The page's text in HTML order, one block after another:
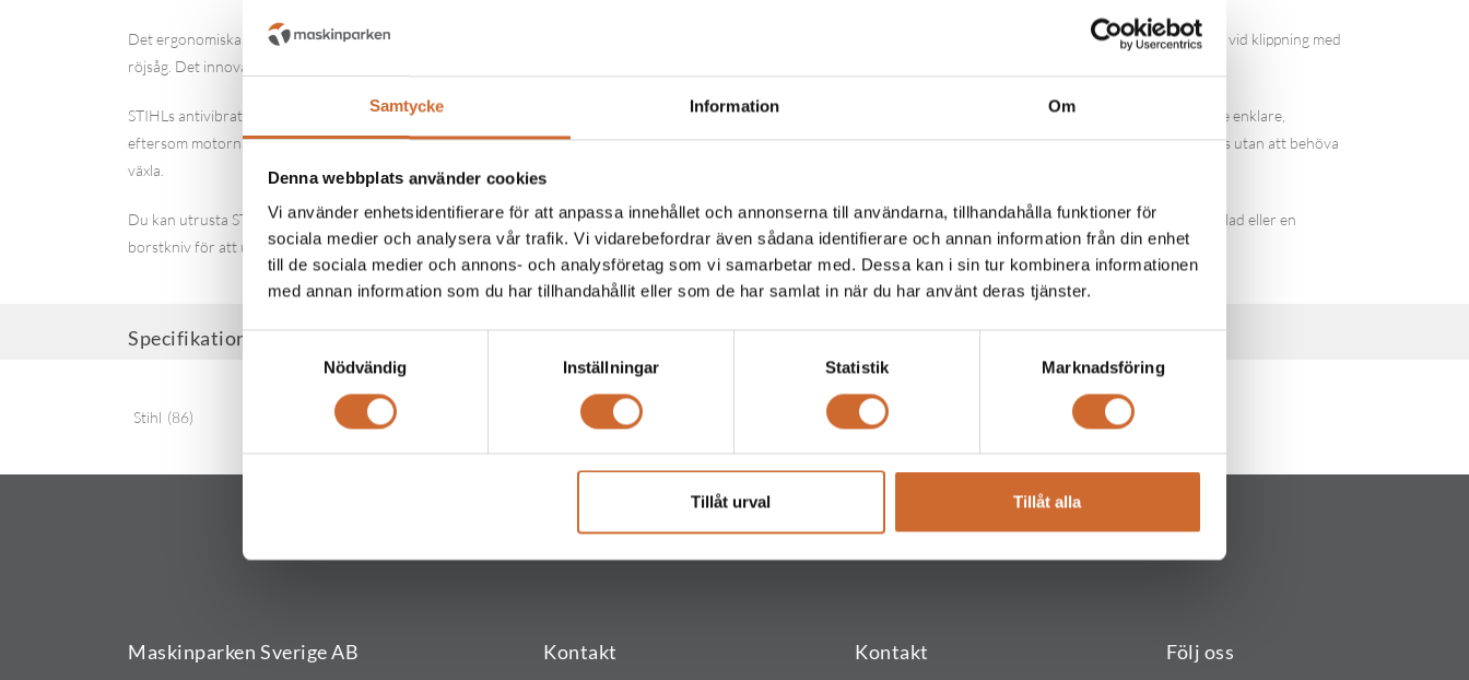
Samtycke Information Om
Denna webbplats använder cookies
Vi använder enhetsidentifierare för att anpassa innehållet och annonserna till användarna, tillhandahålla funktioner för
sociala medier och analysera vår trafik. Vi vidarebefordrar även sådana identifierare och annan information från din enhet
till de sociala medier och annons- och analysföretag som vi samarbetar med. Dessa kan i sin tur kombinera informationen
med annan information som du har tillhandahållit eller som de har samlat in när du har använt deras tjänster.
Samtyckesval
Nödvändig
Inställningar Statistik Marknadsföring
Tillåt urval Tillåt alla
Det ergonomiska cykelhandtaget (klipphandtaget) hjälper dig att arbeta bekvämt med din bensindrivna röjsåg FS 460 C-EM K och stöder den naturliga röjningsrörelsen vid klippning med
röjsåg. Det innovativa ADVANCE Grip-handtagselementet ger också en mycket ergonomisk och intuitiv arbetsupplevelse.
STIHLs antivibrationssystem avlastar muskler och leder genom att minska vibrationerna under arbetet. Multifunktionshandtaget för enhandsbruk gör också ditt arbete enklare,
eftersom motorn kan styras helt och hållet med bara en hand. Stoppknappen, som också är integrerad i handtaget, gör att du snabbt kan återuppta arbetet efter en paus utan att behöva
växla.
Du kan utrusta STIHL FS 460 C-EM K bensindriven röjsåg med olika kompatibla skärverktyg för att passa uppgiften, t.ex. med ett grässkärblad, ett dokumentförstörarblad eller en
borstkniv för att utrusta maskinen för respektive uppgift.
Specifikationer
Stihl (86)
Maskinparken Sverige AB Kontakt Kontakt Följ oss